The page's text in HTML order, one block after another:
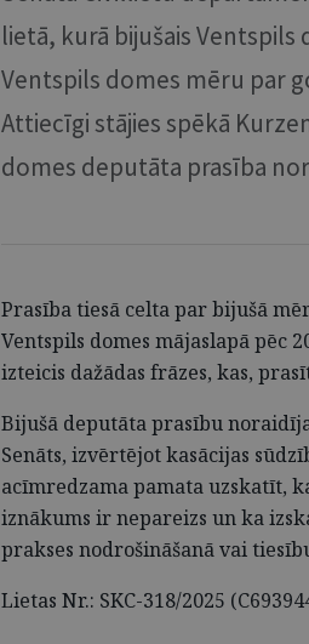
lietā, kurā bijušais
Ventspils domes mēru par
Attiecīgi stājies spēkā
domes deputāta prasība
Prasība tiesā celta par bijušā
Ventspils domes mājaslapā pēc
izteicis dažādas frāzes, kas,
Bijušā deputāta prasību
Senāts, izvērtējot kasācijas
acīmredzama pamata uzskatīt,
iznākums ir nepareizs un ka
prakses nodrošināšanā vai
Lietas Nr.: SKC-318/2025